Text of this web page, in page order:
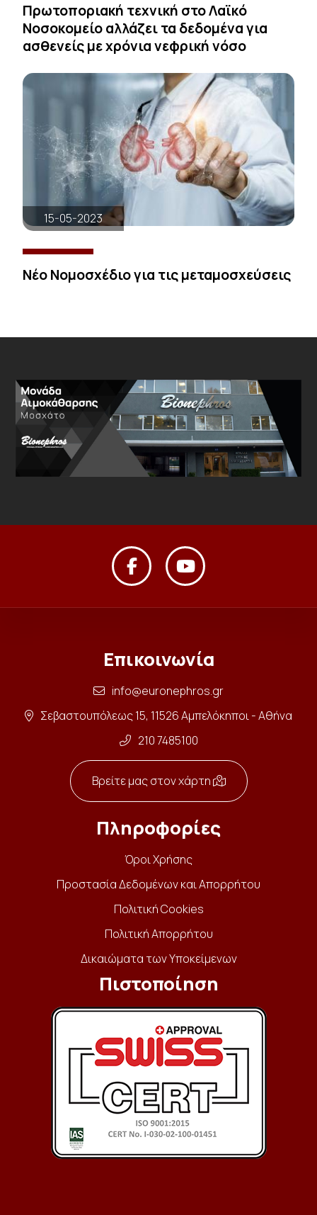
Πρωτοποριακή τεχνική στο Λαϊκό
Νοσοκομείο αλλάζει τα δεδομένα για
ασθενείς με χρόνια νεφρική νόσο
15-05-2023
Νέο Νομοσχέδιο για τις μεταμοσχεύσεις
Επικοινωνία
info@euronephros.gr
Σεβαστουπόλεως 15, 11526 Αμπελόκηποι - Αθήνα
210 7485100
Βρείτε μας στον χάρτη
Πληροφορίες
Όροι Χρήσης
Προστασία Δεδομένων και Απορρήτου
Πολιτική Cookies
Πολιτική Απορρήτου
Δικαιώματα των Υποκείμενων
Πιστοποίηση